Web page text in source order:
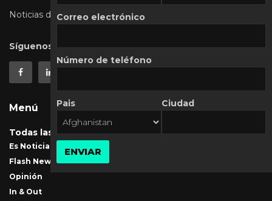
Noticias de la Industria de la Tecnología en Latinoámerica
Síguenos
Menú
Todas las noticias
Es Noticia
Flash News
Opinión
In & Out
Correo electrónico
Número de teléfono
Pais Ciudad
ENVIAR